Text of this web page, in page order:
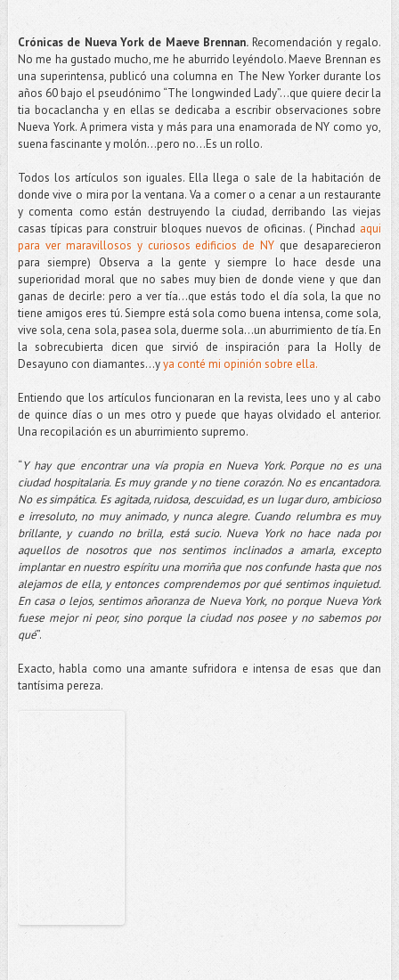
Crónicas de Nueva York de Maeve Brennan. Recomendación y regalo.
No me ha gustado mucho, me he aburrido leyéndolo. Maeve Brennan es
una superintensa, publicó una columna en The New Yorker durante los
años 60 bajo el pseudónimo “The longwinded Lady”...que quiere decir la
tia bocaclancha y en ellas se dedicaba a escribir observaciones sobre
Nueva York. A primera vista y más para una enamorada de NY como yo,
suena fascinante y molón...pero no...Es un rollo.
Todos los artículos son iguales. Ella llega o sale de la habitación de
donde vive o mira por la ventana. Va a comer o a cenar a un restaurante
y comenta como están destruyendo la ciudad, derribando las viejas
casas típicas para construir bloques nuevos de oficinas. ( Pinchad aqui
para ver maravillosos y curiosos edificios de NY que desaparecieron
para siempre) Observa a la gente y siempre lo hace desde una
superioridad moral que no sabes muy bien de donde viene y que dan
ganas de decirle: pero a ver tía…que estás todo el día sola, la que no
tiene amigos eres tú. Siempre está sola como buena intensa, come sola,
vive sola, cena sola, pasea sola, duerme sola…un aburrimiento de tía. En
la sobrecubierta dicen que sirvió de inspiración para la Holly de
Desayuno con diamantes...yya conté mi opinión sobre ella.
Entiendo que los artículos funcionaran en la revista, lees uno y al cabo
de quince días o un mes otro y puede que hayas olvidado el anterior.
Una recopilación es un aburrimiento supremo.
“Y hay que encontrar una vía propia en Nueva York. Porque no es una
ciudad hospitalaria. Es muy grande y no tiene corazón. No es encantadora.
No es simpática. Es agitada, ruidosa, descuidad, es un lugar duro, ambicioso
e irresoluto, no muy animado, y nunca alegre. Cuando relumbra es muy
brillante, y cuando no brilla, está sucio. Nueva York no hace nada por
aquellos de nosotros que nos sentimos inclinados a amarla, excepto
implantar en nuestro espíritu una morriña que nos confunde hasta que nos
alejamos de ella, y entonces comprendemos por qué sentimos inquietud.
En casa o lejos, sentimos añoranza de Nueva York, no porque Nueva York
fuese mejor ni peor, sino porque la ciudad nos posee y no sabemos por
qué”.
Exacto, habla como una amante sufridora e intensa de esas que dan
tantísima pereza.